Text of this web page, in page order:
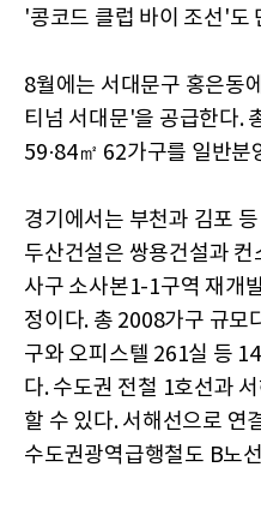
'콩코드 클럽 바이 조선'도
8월에는 서대문구 홍은동
티넘 서대문'을 공급한다.
59·84㎡ 62가구를 일반분
경기에서는 부천과 김포
두산건설은 쌍용건설과
사구 소사본1-1구역 재개
정이다. 총 2008가구 규모
구와 오피스텔 261실 등
다. 수도권 전철 1호선과
할 수 있다. 서해선으로 연
수도권광역급행철도 B노